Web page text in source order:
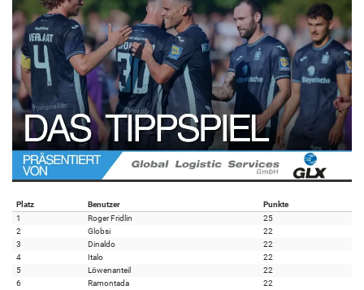
Platz Benutzer
Punkte
1
Roger Fridlin
25
2
Globsi
22
3
Dinaldo
22
4
Italo
22
5
Löwenanteil
22
6
Ramontada
22